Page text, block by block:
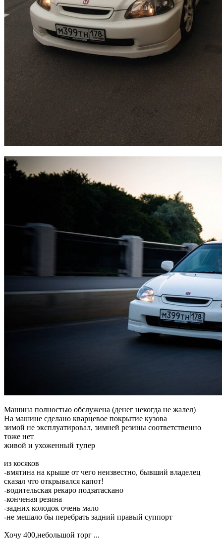
Машина полностью обслужена (денег некогда не жалел)
На машине сделано кварцевое покрытие кузова
зимой не эксплуатировал, зимней резины соответственно
тоже нет
живой и ухоженный тупер
из косяков
-вмятина на крыше от чего неизвестно, бывший владелец
сказал что открывался капот!
-водительская рекаро подзатаскано
-конченая резина
-задних колодок очень мало
-не мешало бы перебрать задний правый суппорт
Хочу 400,небольшой торг ...